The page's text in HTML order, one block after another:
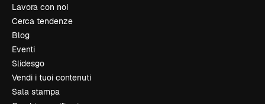
Lavora con noi
Cerca tendenze
Blog
Eventi
Slidesgo
Vendi i tuoi contenuti
Sala stampa